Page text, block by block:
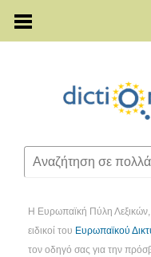
Η Ευρωπαϊκή Πύλη Λεξικών,
ειδικοί του Ευρωπαϊκού
τον οδηγό σας για την